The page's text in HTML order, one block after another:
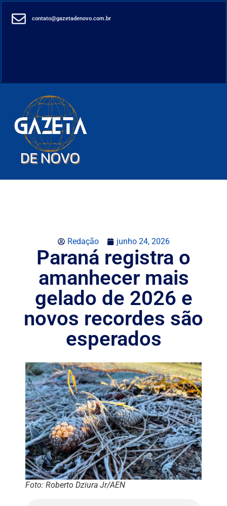
contato@gazetadenovo.com.br
Redação junho 24, 2026
Paraná registra o
amanhecer mais
gelado de 2026 e
novos recordes são
esperados
Foto: Roberto Dziura Jr/AEN